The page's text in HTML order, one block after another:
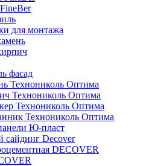
для монтажа
фасад
Технониколь Оптима
Технониколь Оптима
Технониколь Оптима
Технониколь Оптима
Ю-пласт
Decover
DECOVER